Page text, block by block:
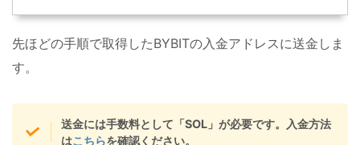
先ほどの手順で取得したBYBITの入金アドレスに送金しま
す。
送金には手数料として「SOL」が必要です。入金方法
はこちらを確認ください。